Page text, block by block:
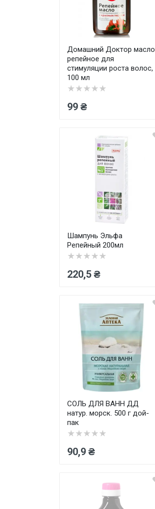
Товары для дома ›
Косметика CODERMA KIDS
Домашний Доктор масло
репейное для
стимуляции роста волос,
100 мл
★★★★★
99 ₴
Шампунь Эльфа
Репейный 200мл
★★★★★
220,5 ₴
СОЛЬ ДЛЯ ВАНН ДД
натур. морск. 500 г дой-
пак
★★★★★
90,9 ₴